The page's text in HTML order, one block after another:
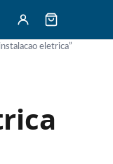
eletrica”